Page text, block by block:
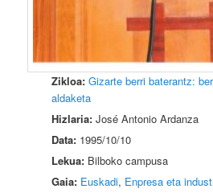
Zikloa: Gizarte berri baterantz:
aldaketa
Hizlaria: José Antonio Ardanza
Data: 1995/10/10
Lekua: Bilboko campusa
Gaia: Euskadi, Enpresa eta